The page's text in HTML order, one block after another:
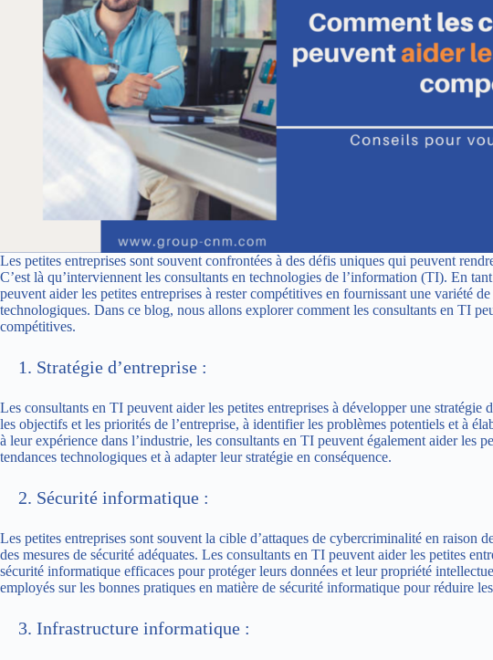
Les petites entreprises sont souvent confrontées à des défis uniques qui peuvent
C’est là qu’interviennent les consultants en technologies de l’information (TI). En
peuvent aider les petites entreprises à rester compétitives en fournissant une variété
technologiques. Dans ce blog, nous allons explorer comment les consultants en TI
compétitives.
Stratégie d’entreprise :
Les consultants en TI peuvent aider les petites entreprises à développer une stratégie
les objectifs et les priorités de l’entreprise, à identifier les problèmes potentiels et à
à leur expérience dans l’industrie, les consultants en TI peuvent également aider les
tendances technologiques et à adapter leur stratégie en conséquence.
Sécurité informatique :
Les petites entreprises sont souvent la cible d’attaques de cybercriminalité en raison
des mesures de sécurité adéquates. Les consultants en TI peuvent aider les petites
sécurité informatique efficaces pour protéger leurs données et leur propriété
employés sur les bonnes pratiques en matière de sécurité informatique pour réduire les
Infrastructure informatique :